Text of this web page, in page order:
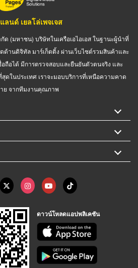
ลนด์ เยลโล่เพจเจส
ด (มหาชน) บริษัทในเครือเอไอเอส ในฐานะผู้นำที่
านดิจิทัล มาร์เก็ตติ้ง ผ่านเว็บไซต์รวมสินค้าและ
อถือได้ มีการตรวจสอบและยืนยันตัวตนจริง และ
ในประเทศ เราจะมอบบริการที่เหนือความคาด
ย จากทีมงานคุณภาพ
ดาวน์โหลดแอปพลิเคชัน